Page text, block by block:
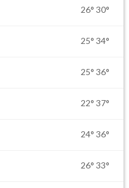
26° 30°
25° 34°
25° 36°
22° 37°
24° 36°
26° 33°